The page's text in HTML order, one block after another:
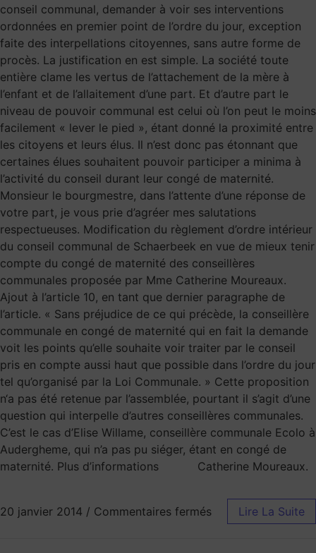
conseil communal, demander à voir ses interventions
ordonnées en premier point de l’ordre du jour, exception
faite des interpellations citoyennes, sans autre forme de
procès. La justification en est simple. La société toute
entière clame les vertus de l’attachement de la mère à
l’enfant et de l’allaitement d’une part. Et d’autre part le
niveau de pouvoir communal est celui où l’on peut le moins
facilement « lever le pied », étant donné la proximité entre
les citoyens et leurs élus. Il n’est donc pas étonnant que
certaines élues souhaitent pouvoir participer a minima à
l’activité du conseil durant leur congé de maternité.
Monsieur le bourgmestre, dans l’attente d’une réponse de
votre part, je vous prie d’agréer mes salutations
respectueuses. Modification du règlement d’ordre intérieur
du conseil communal de Schaerbeek en vue de mieux tenir
compte du congé de maternité des conseillères
communales proposée par Mme Catherine Moureaux.
Ajout à l’article 10, en tant que dernier paragraphe de
l’article. « Sans préjudice de ce qui précède, la conseillère
communale en congé de maternité qui en fait la demande
voit les points qu’elle souhaite voir traiter par le conseil
pris en compte aussi haut que possible dans l’ordre du jour
tel qu’organisé par la Loi Communale. » Cette proposition
n‘a pas été retenue par l’assemblée, pourtant il s’agit d’une
question qui interpelle d’autres conseillères communales.
C’est le cas d’Elise Willame, conseillère communale Ecolo à
Audergheme, qui n’a pas pu siéger, étant en congé de
maternité. Plus d’informations Catherine Moureaux.
20 janvier 2014 / Commentaires fermés Lire La Suite